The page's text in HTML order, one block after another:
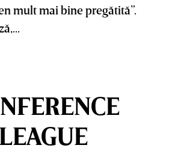
mult mai bine pregătită”.
LEAGUE